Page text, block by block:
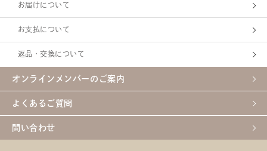
お届けについて
お支払について
返品・交換について
オンラインメンバーのご案内
よくあるご質問
問い合わせ